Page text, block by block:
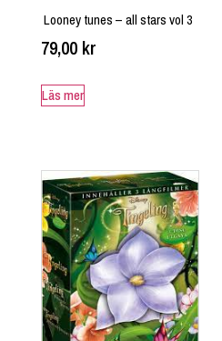
Looney tunes – all stars vol 3
79,00 kr
Läs mer